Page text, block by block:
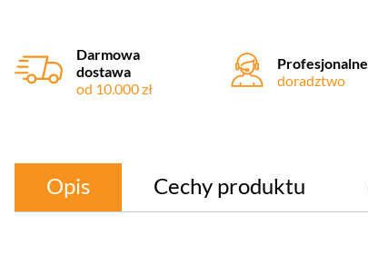
Darmowa
dostawa
od 10.000 zł
Profesjonalne
doradztwo
Opis Cechy produktu